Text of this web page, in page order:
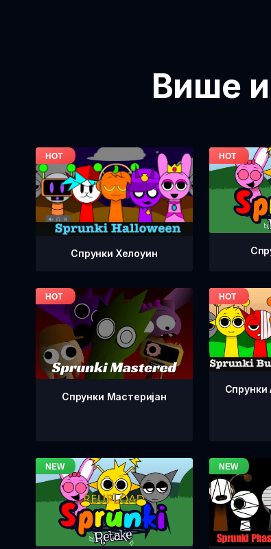
Више
Спрунки Хелоуин
Спрунки Мастеријан
Спрунки